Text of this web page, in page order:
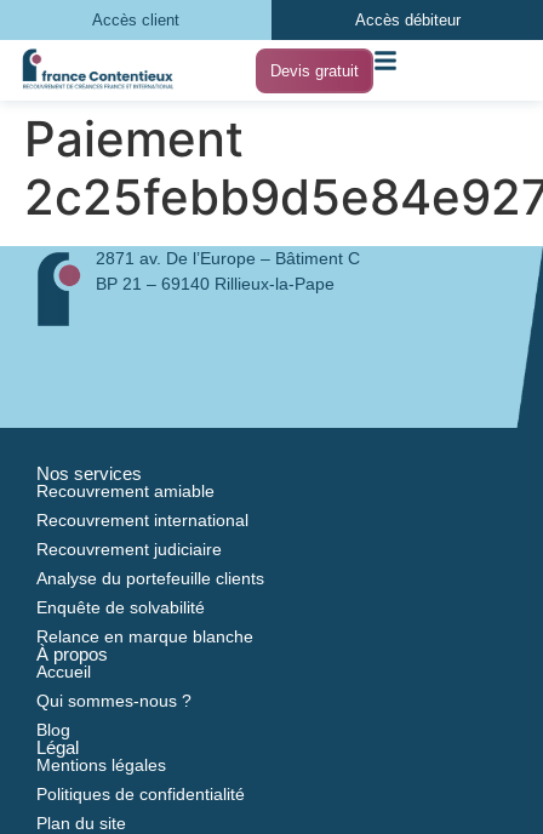
Accès client Accès débiteur
Devis gratuit
Paiement
2871 av. De l’Europe – Bâtiment C
BP 21 – 69140 Rillieux-la-Pape
Nos services
Recouvrement amiable
Recouvrement international
Recouvrement judiciaire
Analyse du portefeuille clients
Enquête de solvabilité
Relance en marque blanche
À propos
Accueil
Qui sommes-nous ?
Blog
Légal
Mentions légales
Politiques de confidentialité
Plan du site